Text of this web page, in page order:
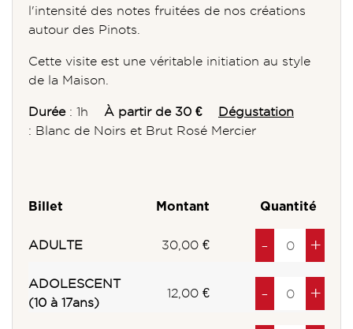
l'intensité des notes fruitées de nos créations
autour des Pinots.
Cette visite est une véritable initiation au style
de la Maison.
Durée: 1h À partir de 30 €
Dégustation
: Blanc de Noirs et Brut Rosé Mercier
Billet Montant Quantité
ADULTE 30,00 € - Diminuer
produits
+à
ADOLESCENT
(10 à 17ans)
12,00 € - Diminuer
produits
+à